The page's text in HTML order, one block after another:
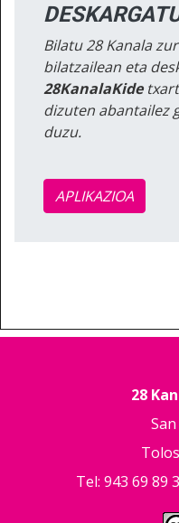
Bilatu 28 Kanala
bilatzailean eta
28KanalaKide
dizuten abantailez
duzu.
APLIKAZIOA
28
Tel: 943 69 89